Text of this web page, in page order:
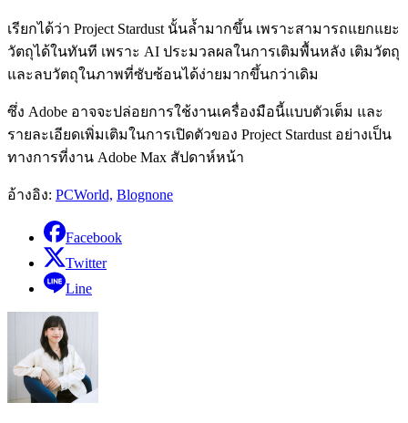
เรียกได้ว่า Project Stardust นั้นล้ำมากขึ้น เพราะสามารถแยกแยะ
วัตถุได้ในทันที เพราะ AI ประมวลผลในการเติมพื้นหลัง เติมวัตถุ
และลบวัตถุในภาพที่ซับซ้อนได้ง่ายมากขึ้นกว่าเดิม
ซึ่ง Adobe อาจจะปล่อยการใช้งานเครื่องมือนี้แบบตัวเต็ม และ
รายละเอียดเพิ่มเติมในการเปิดตัวของ Project Stardust อย่างเป็น
ทางการที่งาน Adobe Max สัปดาห์หน้า
อ้างอิง: PCWorld, Blognone
Facebook
Twitter
Line